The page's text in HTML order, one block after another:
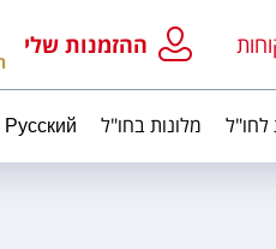
ההזמנות שלי
לחו"ל מלונות בחו"ל Русский